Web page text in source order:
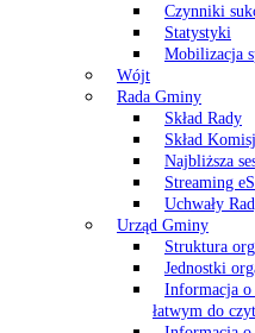
Czynniki
Statystyki
Mobilizacja
Wójt
Rada Gminy
Skład Rady
Skład
Najbliższa
Streaming
Uchwały
Urząd Gminy
Struktura
Jednostki
Informacja o
łatwym do